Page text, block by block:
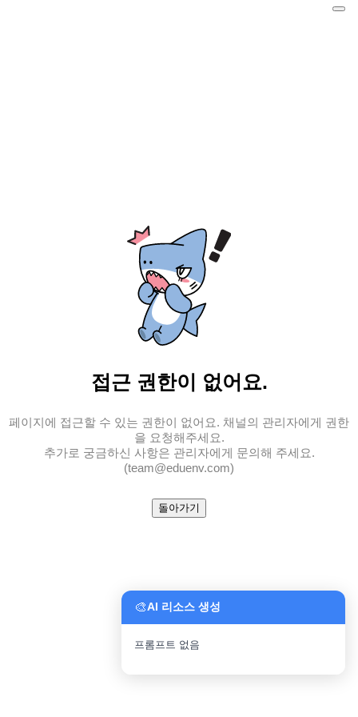
🎨AI 리소스 생성
프롬프트 없음
접근 권한이 없어요.
페이지에 접근할 수 있는 권한이 없어요. 채널의 관리자에게 권한
을 요청해주세요.
추가로 궁금하신 사항은 관리자에게 문의해 주세요.
(team@eduenv.com)
돌아가기